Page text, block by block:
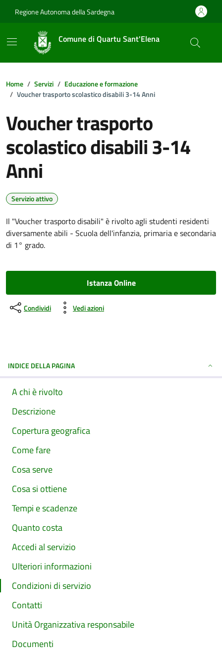
Regione Autonoma della Sardegna
Comune di Quartu Sant'Elena
Home Servizi
Educazione e formazione
Voucher trasporto scolastico disabili 3-14 Anni
Voucher trasporto
scolastico disabili 3-14
Anni
Servizio attivo
Il "Voucher trasporto disabili" è rivolto agli studenti residenti
diversamente abili - Scuola dell'infanzia, primaria e secondaria
di 1° grado.
Istanza Online
Condividi Vedi azioni
INDICE DELLA PAGINA
A chi è rivolto
Descrizione
Copertura geografica
Come fare
Cosa serve
Cosa si ottiene
Tempi e scadenze
Quanto costa
Accedi al servizio
Ulteriori informazioni
Condizioni di servizio
Contatti
Unità Organizzativa responsabile
Documenti